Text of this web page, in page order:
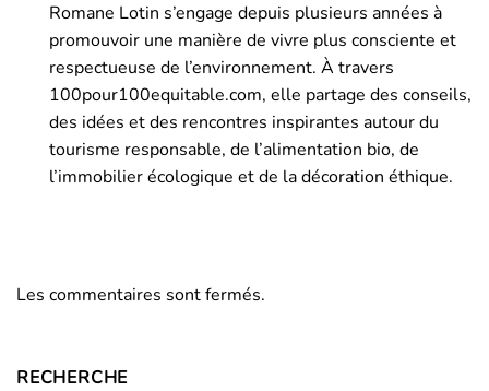
Romane Lotin s’engage depuis plusieurs années à
promouvoir une manière de vivre plus consciente et
respectueuse de l’environnement. À travers
100pour100equitable.com, elle partage des conseils,
des idées et des rencontres inspirantes autour du
tourisme responsable, de l’alimentation bio, de
l’immobilier écologique et de la décoration éthique.
Les commentaires sont fermés.
RECHERCHE